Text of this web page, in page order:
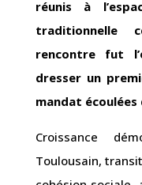
réunis à
traditionnelle
rencontre fut
dresser un
mandat écoulées
Croissance
Toulousain,